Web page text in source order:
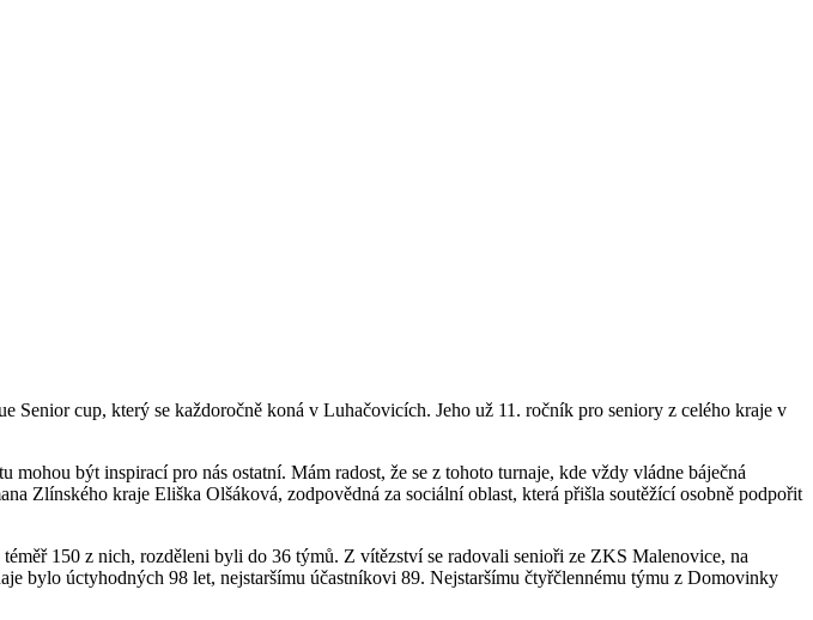
Senior cup, který se každoročně koná v Luhačovicích. Jeho už 11. ročník pro seniory z celého kraje v
být inspirací pro nás ostatní. Mám radost, že se z tohoto turnaje, kde vždy vládne báječná
Zlínského kraje Eliška Olšáková, zodpovědná za sociální oblast, která přišla soutěžící osobně podpořit
150 z nich, rozděleni byli do 36 týmů. Z vítězství se radovali senioři ze ZKS Malenovice, na
bylo úctyhodných 98 let, nejstaršímu účastníkovi 89. Nejstaršímu čtyřčlennému týmu z Domovinky